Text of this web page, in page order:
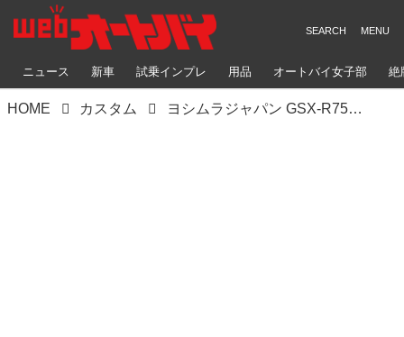
ニュース 新車 試乗インプレ 用品 オートバイ女子部 絶
HOME カスタム ヨシムラジャパン GSX-R750（スズキ GSX-R750）ヘリテイジプロジェクトの象徴コンプリート車を販売へ【Heritage&Legends】